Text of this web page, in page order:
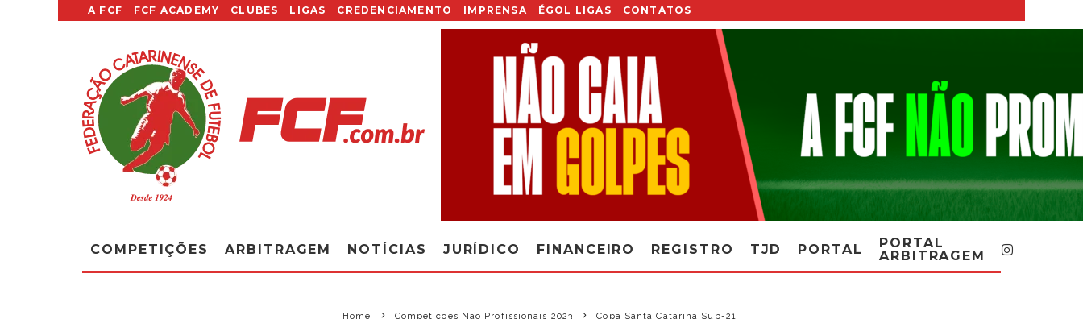
A FCF FCF ACADEMY CLUBES LIGAS CREDENCIAMENTO IMPRENSA ÉGOL LIGAS CONTATOS
COMPETIÇÕES ARBITRAGEM NOTÍCIAS JURÍDICO FINANCEIRO REGISTRO TJD PORTAL
PORTAL
ARBITRAGEM
Home Competições Não Profissionais 2023 Copa Santa Catarina Sub-21